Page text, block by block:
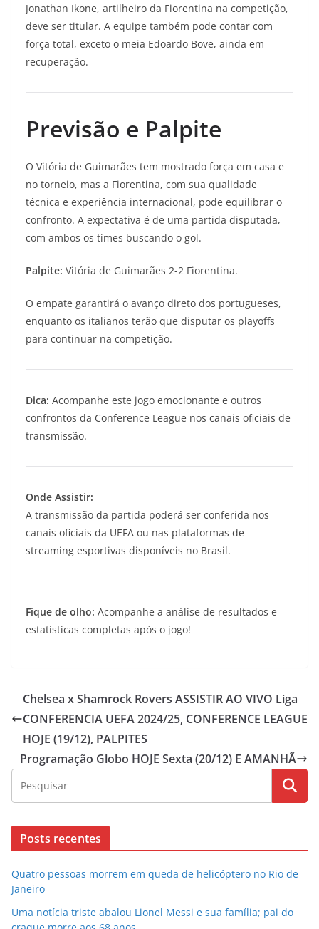
Jonathan Ikone, artilheiro da Fiorentina na competição,
deve ser titular. A equipe também pode contar com
força total, exceto o meia Edoardo Bove, ainda em
recuperação.
Previsão e Palpite
O Vitória de Guimarães tem mostrado força em casa e
no torneio, mas a Fiorentina, com sua qualidade
técnica e experiência internacional, pode equilibrar o
confronto. A expectativa é de uma partida disputada,
com ambos os times buscando o gol.
Palpite: Vitória de Guimarães 2-2 Fiorentina.
O empate garantirá o avanço direto dos portugueses,
enquanto os italianos terão que disputar os playoffs
para continuar na competição.
Dica: Acompanhe este jogo emocionante e outros
confrontos da Conference League nos canais oficiais de
transmissão.
Onde Assistir:
A transmissão da partida poderá ser conferida nos
canais oficiais da UEFA ou nas plataformas de
streaming esportivas disponíveis no Brasil.
Fique de olho: Acompanhe a análise de resultados e
estatísticas completas após o jogo!
Chelsea x Shamrock Rovers ASSISTIR AO VIVO Liga
CONFERENCIA UEFA 2024/25, CONFERENCE LEAGUE
HOJE (19/12), PALPITES
Programação Globo HOJE Sexta (20/12) E AMANHÃ
Posts recentes
Quatro pessoas morrem em queda de helicóptero no Rio de
Janeiro
Uma notícia triste abalou Lionel Messi e sua família; pai do